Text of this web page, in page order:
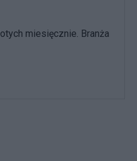
miesięcznie. Branża